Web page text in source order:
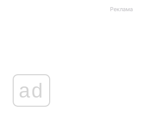
Реклама
ad